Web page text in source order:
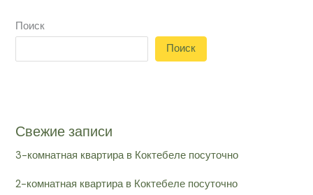
Поиск
Поиск
Свежие записи
3-комнатная квартира в Коктебеле посуточно
2-комнатная квартира в Коктебеле посуточно